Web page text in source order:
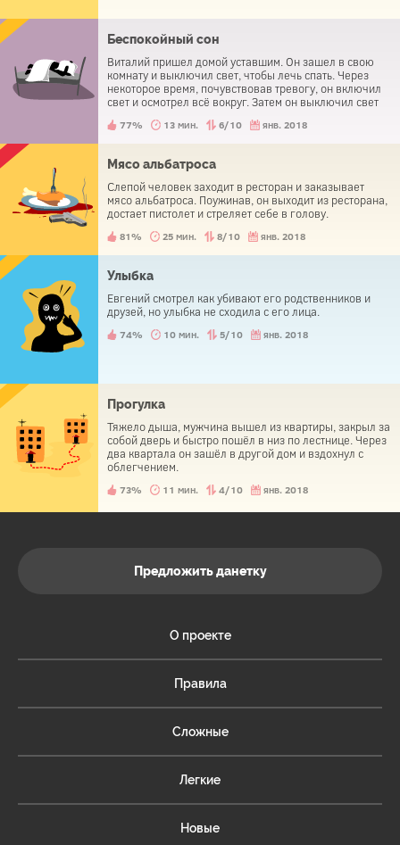
Беспокойный сон
Виталий пришел домой уставшим. Он зашел в свою
комнату и выключил свет, чтобы лечь спать. Через
некоторое время, почувствовав тревогу, он включил
свет и осмотрел всё вокруг. Затем он выключил свет
раз, прежде чем он посмотрел под свою кровать и
77% 13 мин. 6/10 янв. 2018
Мясо альбатроса
Слепой человек заходит в ресторан и заказывает
мясо альбатроса. Поужинав, он выходит из ресторана,
достает пистолет и стреляет себе в голову.
81% 25 мин. 8/10 янв. 2018
Улыбка
Евгений смотрел как убивают его родственников и
друзей, но улыбка не сходила с его лица.
74% 10 мин. 5/10 янв. 2018
Прогулка
Тяжело дыша, мужчина вышел из квартиры, закрыл за
собой дверь и быстро пошёл в низ по лестнице. Через
два квартала он зашёл в другой дом и вздохнул с
облегчением.
73% 11 мин. 4/10 янв. 2018
Предложить данетку
О проекте
Правила
Сложные
Легкие
Новые